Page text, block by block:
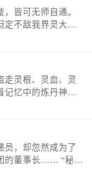
皆可无师自通。
定不敌我界灵大
走灵根、灵血、灵
忆中的炼丹神
开重重迷雾，解
泣神哭。 本
真事儿，想要对
微信公众号：
员，却忽然成为了
董事长…… “秘
行标准！” “好